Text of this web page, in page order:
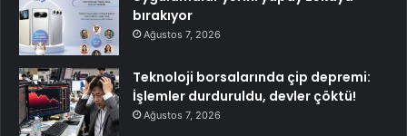
bırakıyor
Ağustos 7, 2026
Teknoloji borsalarında çip depremi:
İşlemler durduruldu, devler çöktü!
Ağustos 7, 2026